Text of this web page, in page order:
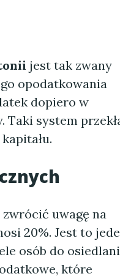
jest tak zwany
opodatkowania
dopiero w
Taki system
uwagę na
20%. Jest to
osób do
które